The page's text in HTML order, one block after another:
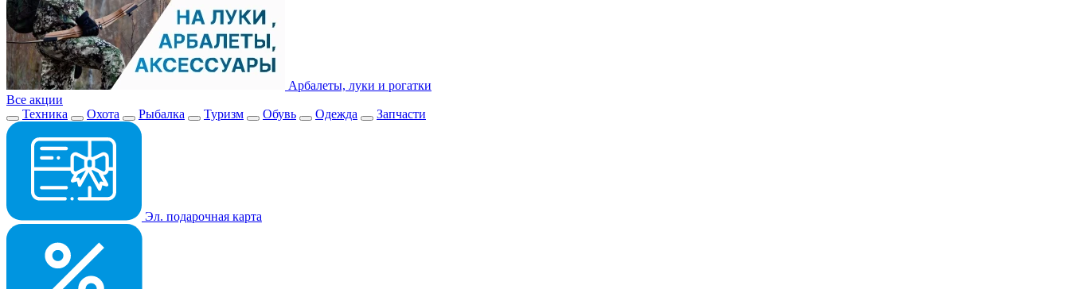
Арбалеты, луки и рогатки
Все акции
Техника
Охота Рыбалка Туризм Обувь Одежда Запчасти
Эл. подарочная карта